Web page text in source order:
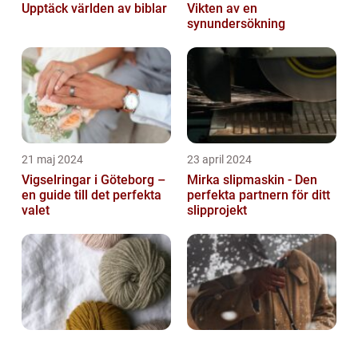
Upptäck världen av biblar
Vikten av en
synundersökning
21 maj 2024
Vigselringar i Göteborg –
en guide till det perfekta
valet
23 april 2024
Mirka slipmaskin - Den
perfekta partnern för ditt
slipprojekt